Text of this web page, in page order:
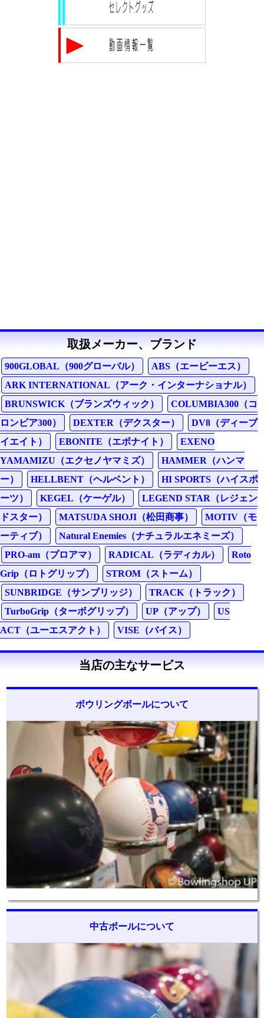
取扱メーカー、ブランド
900GLOBAL（900グローバル）
ABS（エービーエス）
ARK INTERNATIONAL（アーク・インターナショナル）
BRUNSWICK（ブランズウィック）
COLUMBIA300（コ
ロンビア300）
DEXTER（デクスター）
DV8（ディーブ
イエイト）
EBONITE（エボナイト）
EXENO
YAMAMIZU（エクセノヤマミズ）
HAMMER（ハンマ
ー）
HELLBENT（ヘルベント）
HI SPORTS（ハイスポ
ーツ）
KEGEL（ケーゲル）
LEGEND STAR（レジェン
ドスター）
MATSUDA SHOJI（松田商事）
MOTIV（モ
ーティブ）
Natural Enemies（ナチュラルエネミーズ）
PRO-am（プロアマ）
RADICAL（ラディカル）
Roto
Grip（ロトグリップ）
STROM（ストーム）
SUNBRIDGE（サンブリッジ）
TRACK（トラック）
TurboGrip（ターボグリップ）
UP（アップ）
US
ACT（ユーエスアクト）
VISE（バイス）
当店の主なサービス
ボウリングボールについて
中古ボールについて